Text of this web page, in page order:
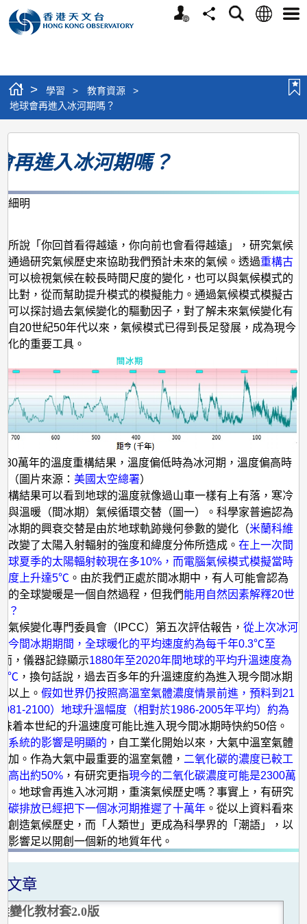
個
分
搜
語
選
> 學習 > 教育資源
>
地球會再進入冰河期嗎？
地
球
再
入
冰
河
期
嗎？
再進入冰河期嗎？
細明
所說「你回首看得越遠，你向前也會看得越遠」，研究氣候
通過研究氣候歷史來協助我們預計未來的氣候。透過重構古
可以檢視氣候在較長時間尺度的變化，也可以與氣候模式的
比對，從而幫助提升模式的模擬能力。通過氣候模式模擬古
可以探討過去氣候變化的驅動因子，對了解未來氣候變化有
自20世紀50年代以來，氣候模式已得到長足發展，成為現今
化的重要工具。
萬年的溫度重構結果，溫度偏低時為冰河期，溫度偏高時
（圖片來源：美國太空總署）
構結果可以看到地球的溫度就像過山車一樣有上有落，寒冷
與溫暖（間冰期）氣候循環交替（圖一）。科學家普遍認為
冰期的興衰交替是由於地球軌跡幾何參數的變化（米蘭科維
改變了太陽入射輻射的強度和緯度分佈所造成。在上一次間
球夏季的太陽輻射較現在多10%，而電腦氣候模式模擬當時
度上升達5℃ 。由於我們正處於間冰期中，有人可能會認為
的全球變暖是一個自然過程，但我們能用自然因素解釋20世
？
氣候變化專門委員會（IPCC）第五次評估報告，從上次冰河
今間冰期期間，全球暖化的平均速度約為每千年0.3℃至
，儀器記錄顯示1880年至2020年間地球的平均升溫速度為
，換句話說，過去百多年的升溫速度約為進入現今間冰期
以上。假如世界仍按照高溫室氣體濃度情景前進，預料到21
2100）地球升溫幅度（相對於1986-2005年平均）約為
着本世紀的升溫速度可能比進入現今間冰期時快約50倍。
系統的影響是明顯的 ，自工業化開始以來，大氣中溫室氣體
加。作為大氣中最重要的溫室氣體， 二氧化碳的濃度已較工
高出約50% ，有研究更指現今的二氧化碳濃度可能是2300萬
。地球會再進入冰河期，重演氣候歷史嗎？事實上，有研究
碳排放已經把下一個冰河期推遲了十萬年 。從以上資料看來
創造氣候歷史，而「人類世」更成為科學界的「潮語」，以
影響足以開創一個新的地質年代。
文章
變化教材套2.0版